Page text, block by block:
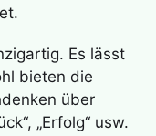
Es lässt
bieten die
über
„Erfolg“ usw.